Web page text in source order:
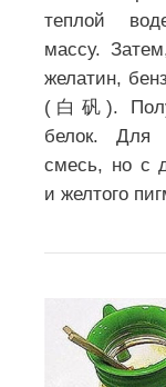
теплой
массу.
желатин,
(白矾).
белок. Для
смесь, но с
и желтого